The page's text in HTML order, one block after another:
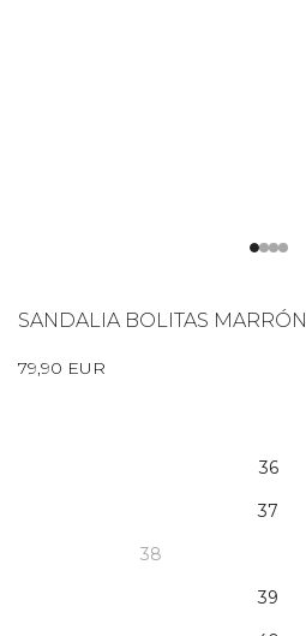
SANDALIA BOLITAS MARRÓN
79,90 EUR
36
37
38
39